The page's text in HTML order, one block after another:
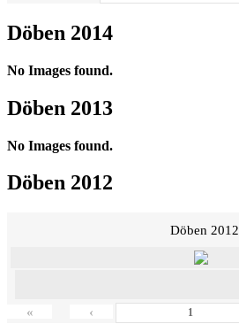
Döben 2014
No Images found.
Döben 2013
No Images found.
Döben 2012
Döben 2012
« ‹